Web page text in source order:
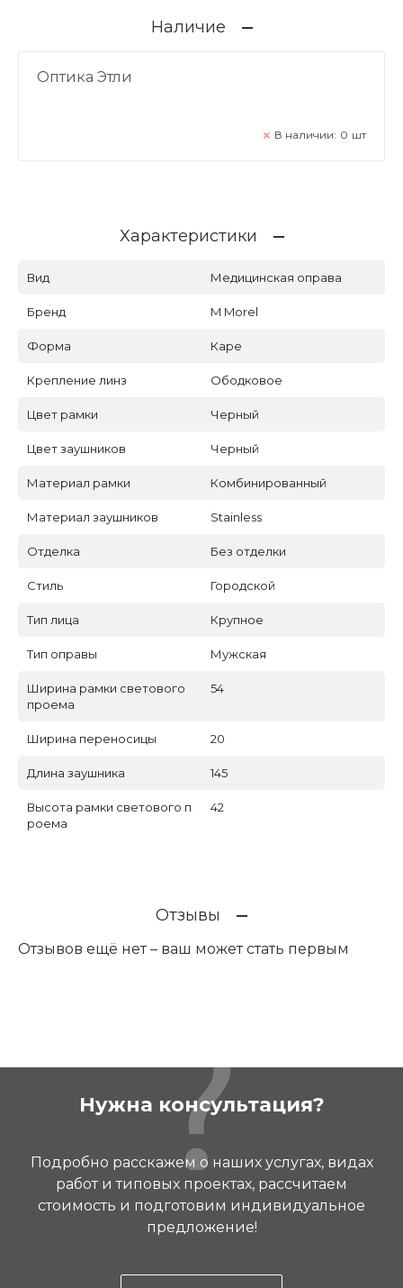
Наличие
Оптика Этли
В наличии: 0 шт
Характеристики
Вид Медицинская оправа
Бренд M Morel
Форма Каре
Крепление линз Ободковое
Цвет рамки Черный
Цвет заушников Черный
Материал рамки Комбинированный
Материал заушников Stainless
Отделка Без отделки
Стиль Городской
Тип лица Крупное
Тип оправы Мужская
Ширина рамки светового
проема
54
Ширина переносицы 20
Длина заушника 145
Высота рамки светового п
роема
42
Отзывы
Отзывов ещё нет – ваш может стать первым
Нужна консультация?
Подробно расскажем о наших услугах, видах
работ и типовых проектах, рассчитаем
стоимость и подготовим индивидуальное
предложение!